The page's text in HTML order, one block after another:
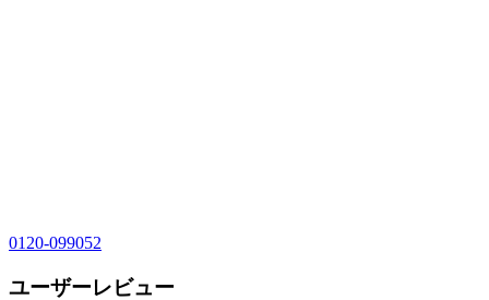
0120-099052
ユーザーレビュー